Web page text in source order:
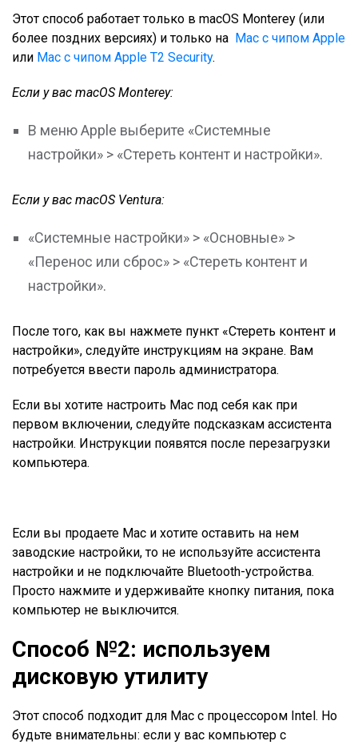
Этот способ работает только в macOS Monterey (или
более поздних версиях) и только на Mac с чипом Apple
или Mac с чипом Apple T2 Security.
Если у вас macOS Monterey:
В меню Apple выберите «Системные
настройки» > «Стереть контент и настройки».
Если у вас macOS Ventura:
«Системные настройки» > «Основные» >
«Перенос или сброс» > «Стереть контент и
настройки».
После того, как вы нажмете пункт «Стереть контент и
настройки», следуйте инструкциям на экране. Вам
потребуется ввести пароль администратора.
Если вы хотите настроить Mac под себя как при
первом включении, следуйте подсказкам ассистента
настройки. Инструкции появятся после перезагрузки
компьютера.
Если вы продаете Mac и хотите оставить на нем
заводские настройки, то не используйте ассистента
настройки и не подключайте Bluetooth-устройства.
Просто нажмите и удерживайте кнопку питания, пока
компьютер не выключится.
Способ №2: используем
дисковую утилиту
Этот способ подходит для Mac с процессором Intel. Но
будьте внимательны: если у вас компьютер с